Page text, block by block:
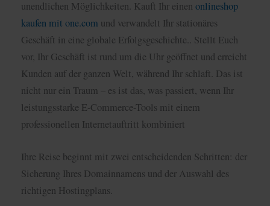
unendlichen Möglichkeiten. Kauft Ihr einen onlineshop
kaufen mit one.com und verwandelt Ihr stationäres
Geschäft in eine globale Erfolgsgeschichte.. Stellt Euch
vor, Ihr Geschäft ist rund um die Uhr geöffnet und erreicht
Kunden auf der ganzen Welt, während Ihr schlaft. Das ist
nicht nur ein Traum – es ist das, was passiert, wenn Ihr
leistungsstarke E-Commerce-Tools mit einem
professionellen Internetauftritt kombiniert
Ihre Reise beginnt mit zwei entscheidenden Schritten: der
Sicherung Ihres Domainnamens und der Auswahl des
richtigen Hostingplans.